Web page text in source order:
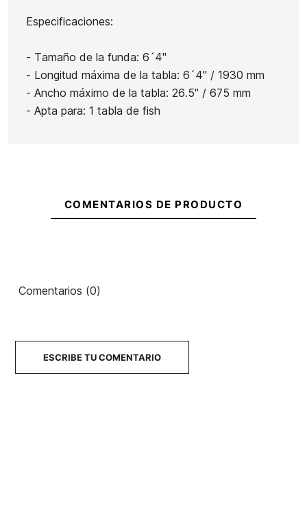
Especificaciones:
- Tamaño de la funda: 6´4"
- Longitud máxima de la tabla: 6´4" / 1930 mm
- Ancho máximo de la tabla: 26.5" / 675 mm
- Apta para: 1 tabla de fish
COMENTARIOS DE PRODUCTO
Comentarios (0)
ESCRIBE TU COMENTARIO